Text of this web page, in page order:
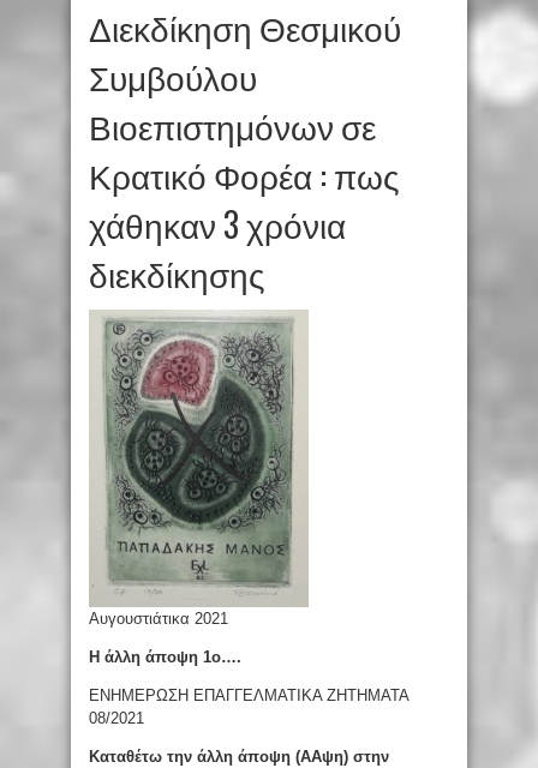
Διεκδίκηση Θεσμικού
Συμβούλου
Βιοεπιστημόνων σε
Κρατικό Φορέα : πως
χάθηκαν 3 χρόνια
διεκδίκησης
Αυγουστιάτικα 2021
Η άλλη άποψη 1o….
ΕΝΗΜΕΡΩΣΗ ΕΠΑΓΓΕΛΜΑΤΙΚΑ ΖΗΤΗΜΑΤΑ
08/2021
Καταθέτω την άλλη άποψη (ΑΑψη) στην